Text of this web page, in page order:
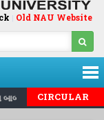
| Old NAU Website
| |Inviting
CIRCULAR